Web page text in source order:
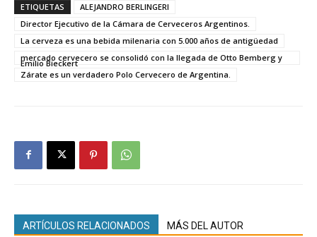
ETIQUETAS
ALEJANDRO BERLINGERI
Director Ejecutivo de la Cámara de Cerveceros Argentinos.
La cerveza es una bebida milenaria con 5.000 años de antigüedad
mercado cervecero se consolidó con la llegada de Otto Bemberg y
Emilio Bieckert
Zárate es un verdadero Polo Cervecero de Argentina.
ARTÍCULOS RELACIONADOS MÁS DEL AUTOR